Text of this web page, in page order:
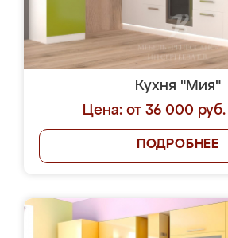
Кухня "Мия"
Цена: от 36 000 руб.
ПОДРОБНЕЕ